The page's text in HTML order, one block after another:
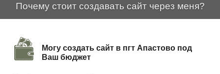
Почему стоит создавать сайт через меня?
Могу создать сайт в пгт Апастово под
Ваш бюджет